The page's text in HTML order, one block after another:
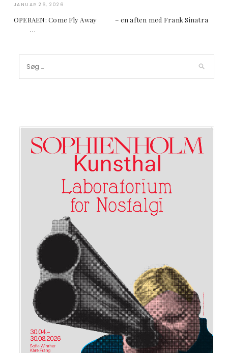
JANUAR 26, 2026
OPERAEN: Come Fly Away – en aften med Frank Sinatra
…